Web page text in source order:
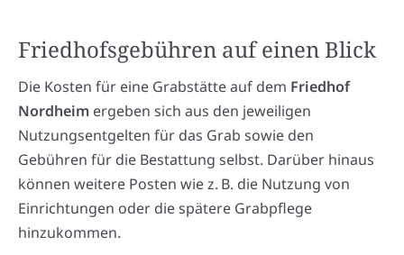
Friedhofsgebühren auf einen Blick
Die Kosten für eine Grabstätte auf dem Friedhof
Nordheim ergeben sich aus den jeweiligen
Nutzungsentgelten für das Grab sowie den
Gebühren für die Bestattung selbst. Darüber hinaus
können weitere Posten wie z. B. die Nutzung von
Einrichtungen oder die spätere Grabpflege
hinzukommen.